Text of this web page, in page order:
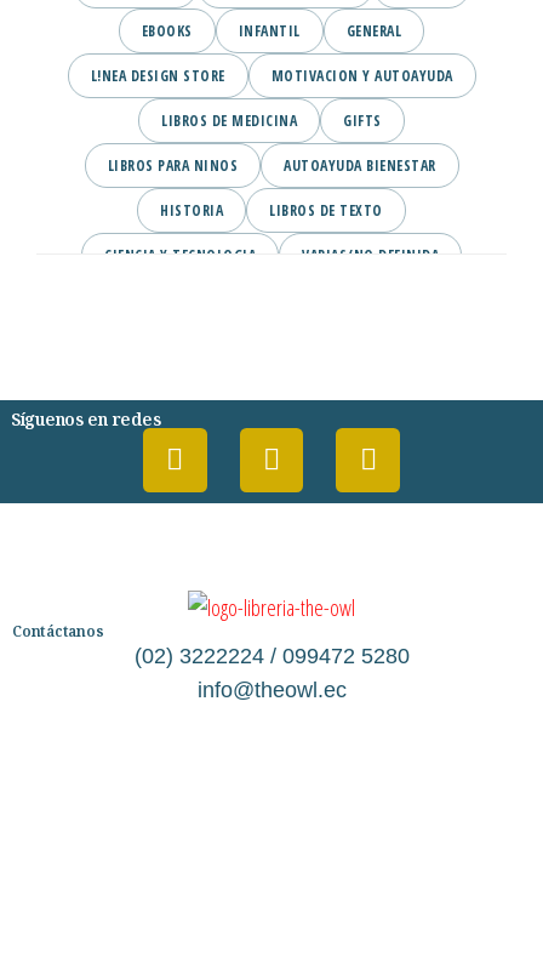
EBOOKS INFANTIL GENERAL
L!NEA DESIGN STORE MOTIVACION Y AUTOAYUDA
LIBROS DE MEDICINA GIFTS
LIBROS PARA NINOS AUTOAYUDA BIENESTAR
HISTORIA LIBROS DE TEXTO
CIENCIA Y TECNOLOGIA VARIAS/NO DEFINIDA
Síguenos en redes
Contáctanos
(02) 3222224 / 099472 5280
info@theowl.ec